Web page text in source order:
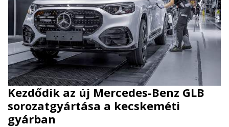
Kezdődik az új Mercedes-Benz GLB
sorozatgyártása a kecskeméti
gyárban